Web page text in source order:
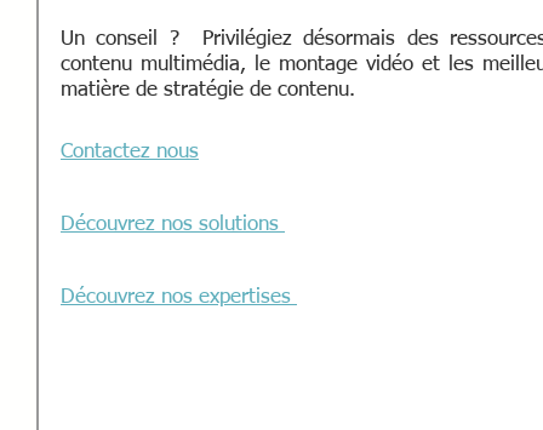
Un conseil ?  Privilégiez désormais des
contenu multimédia, le montage vidéo et les
matière de stratégie de contenu.
Contactez nous
Découvrez nos solutions
Découvrez nos expertises